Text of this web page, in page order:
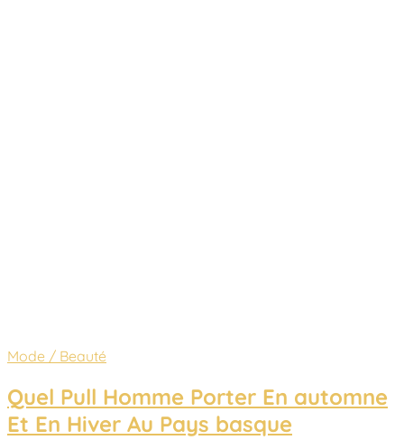
Mode / Beauté
Quel Pull Homme Porter En automne
Et En Hiver Au Pays basque